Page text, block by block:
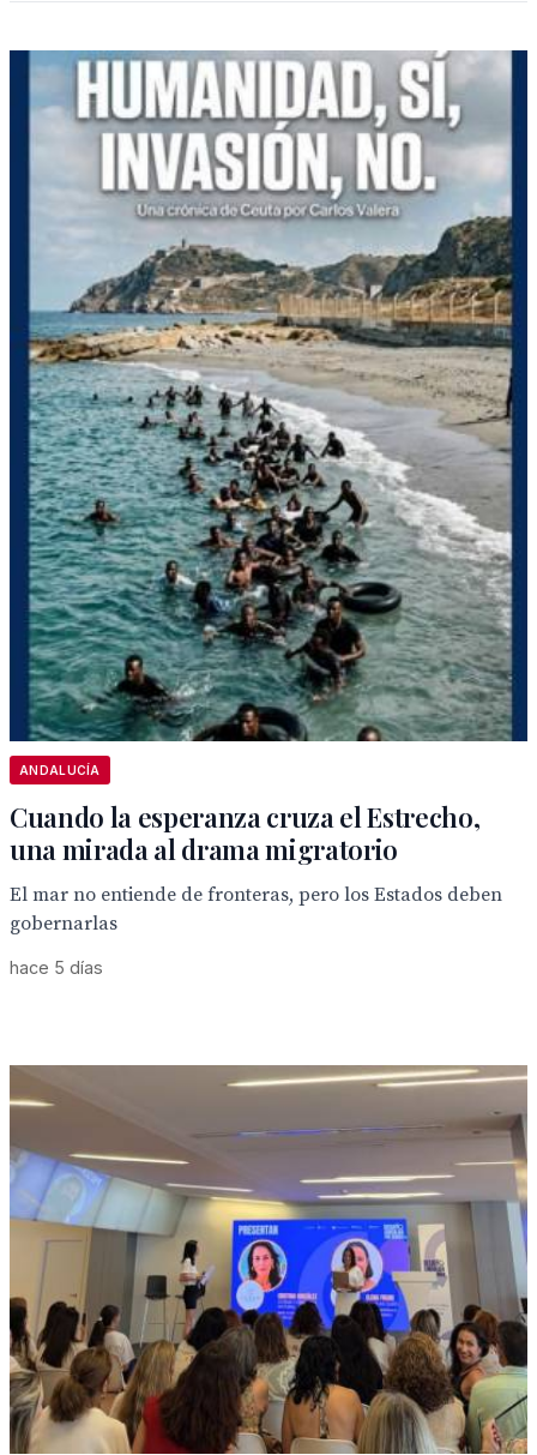
ANDALUCÍA
Cuando la esperanza cruza el Estrecho,
una mirada al drama migratorio
El mar no entiende de fronteras, pero los Estados deben
gobernarlas
hace 5 días